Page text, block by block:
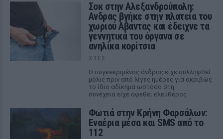
Σοκ στην Αλεξανδρούπολη:
Ανδρας βγήκε στην πλατεία του
χωριού Αβαντας και έδειχνε τα
γεννητικά του όργανα σε
ανηλίκα κορίτσια
ΧΤΕΣ
Ο συγκεκριμένος άνδρας είχε συλληφθεί
μόλις πριν από λίγες ημέρες για ακριβώς
το ίδιο αδίκημα ωστόσο στη
συνέχεια είχε αφεθεί ελεύθερος
Φωτιά στην Κρήνη Φαρσάλων:
Εναέρια μέσα και SMS από το
112